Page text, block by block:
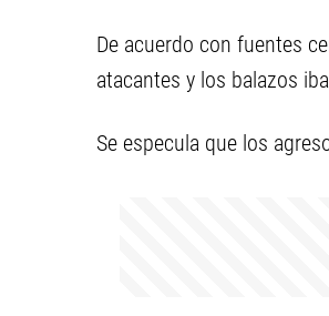
De acuerdo con fuentes
atacantes y los balazos
Se especula que los